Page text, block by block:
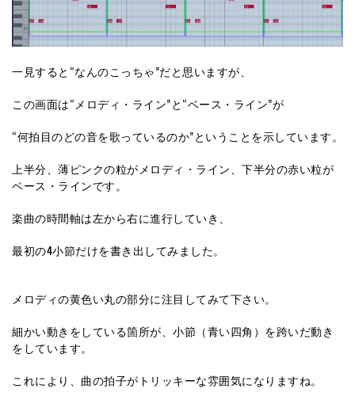
一見すると“なんのこっちゃ”だと思いますが、
この画面は“メロディ・ライン”と“ベース・ライン”が
“何拍目のどの音を歌っているのか”ということを示しています。
上半分、薄ピンクの粒がメロディ・ライン、下半分の赤い粒が
ベース・ラインです。
楽曲の時間軸は左から右に進行していき、
最初の4小節だけを書き出してみました。
メロディの黄色い丸の部分に注目してみて下さい。
細かい動きをしている箇所が、小節（青い四角）を跨いだ動き
をしています。
これにより、曲の拍子がトリッキーな雰囲気になりますね。